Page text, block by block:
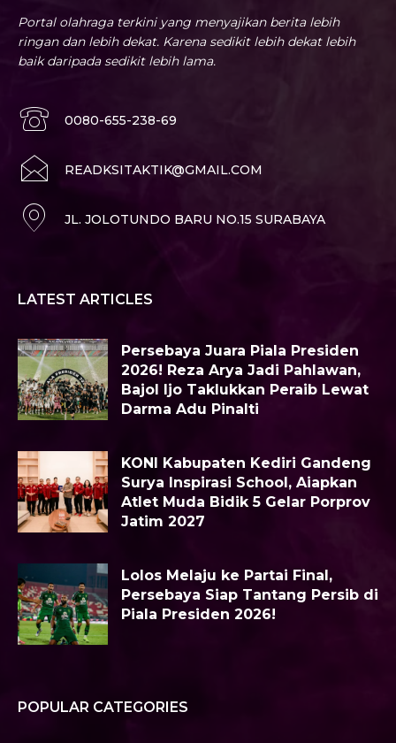
Portal olahraga terkini yang menyajikan berita lebih
ringan dan lebih dekat. Karena sedikit lebih dekat lebih
baik daripada sedikit lebih lama.
0080-655-238-69
READKSITAKTIK@GMAIL.COM
JL. JOLOTUNDO BARU NO.15 SURABAYA
LATEST ARTICLES
Persebaya Juara Piala Presiden
2026! Reza Arya Jadi Pahlawan,
Bajol Ijo Taklukkan Peraib Lewat
Darma Adu Pinalti
KONI Kabupaten Kediri Gandeng
Surya Inspirasi School, Aiapkan
Atlet Muda Bidik 5 Gelar Porprov
Jatim 2027
Lolos Melaju ke Partai Final,
Persebaya Siap Tantang Persib di
Piala Presiden 2026!
POPULAR CATEGORIES